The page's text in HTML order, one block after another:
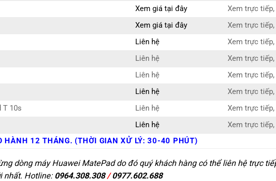
Xem giá tại đây
Xem trực tiếp,
Xem giá tại đây
Xem trực tiếp,
Liên hệ
Xem trực tiếp,
Liên hệ
Xem trực tiếp,
Liên hệ
Xem trực tiếp,
Liên hệ
Xem trực tiếp,
T 10s
Liên hệ
Xem trực tiếp,
Liên hệ
Xem trực tiếp,
HÀNH 12 THÁNG. (THỜI GIAN XỬ LÝ: 30-40 PHÚT)
dòng máy Huawei MatePad do đó quý khách hàng có thể liên hệ trực
nhất. Hotline: 0964.308.308/0977.602.688